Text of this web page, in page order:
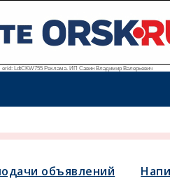
erid: LdtCKW755 Реклама. ИП Савин Владимир Валерьевич
объявлений